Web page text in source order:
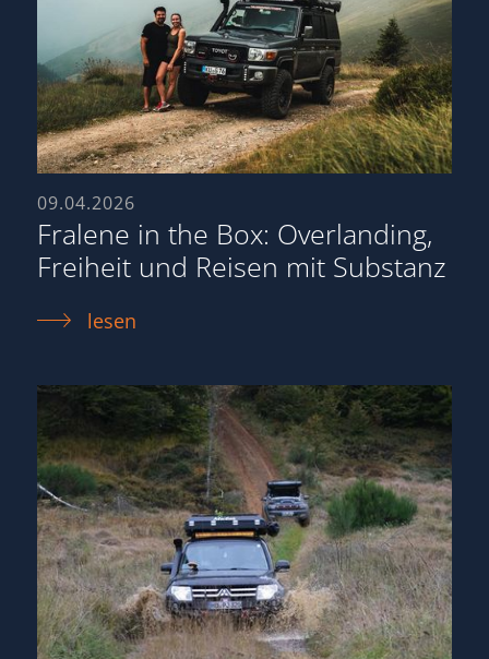
09.04.2026
Fralene in the Box: Overlanding,
Freiheit und Reisen mit Substanz
lesen